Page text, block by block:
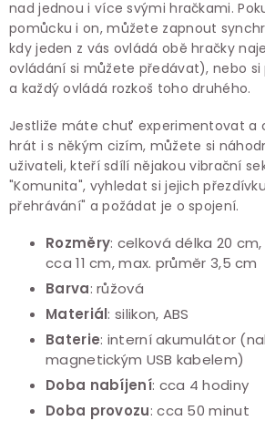
nad jednou i více svými hračkami.
pomůcku i on, můžete zapnout
kdy jeden z vás ovládá obě hračky
ovládání si můžete předávat), nebo
a každý ovládá rozkoš toho druhého.
Jestliže máte chuť experimentovat a
hrát i s někým cizím, můžete si
uživateli, kteří sdílí nějakou vibrační
"Komunita", vyhledat si jejich
přehrávání" a požádat je o spojení.
Rozměry: celková délka 20
cca 11 cm, max. průměr 3,5 cm
Barva: růžová
Materiál: silikon, ABS
Baterie: interní akumulátor
magnetickým USB kabelem)
Doba nabíjení: cca 4 hodiny
Doba provozu: cca 50 minut